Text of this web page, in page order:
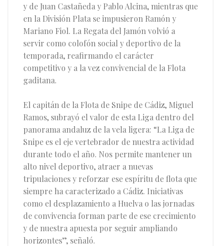
y de Juan Castañeda y Pablo Alcina, mientras que
en la División Plata se impusieron Ramón y
Mariano Fiol. La Regata del Jamón volvió a
servir como colofón social y deportivo de la
temporada, reafirmando el carácter
competitivo y a la vez convivencial de la Flota
gaditana.
El capitán de la Flota de Snipe de Cádiz, Miguel
Ramos, subrayó el valor de esta Liga dentro del
panorama andaluz de la vela ligera: “La Liga de
Snipe es el eje vertebrador de nuestra actividad
durante todo el año. Nos permite mantener un
alto nivel deportivo, atraer a nuevas
tripulaciones y reforzar ese espíritu de flota que
siempre ha caracterizado a Cádiz. Iniciativas
como el desplazamiento a Huelva o las jornadas
de convivencia forman parte de ese crecimiento
y de nuestra apuesta por seguir ampliando
horizontes”, señaló.